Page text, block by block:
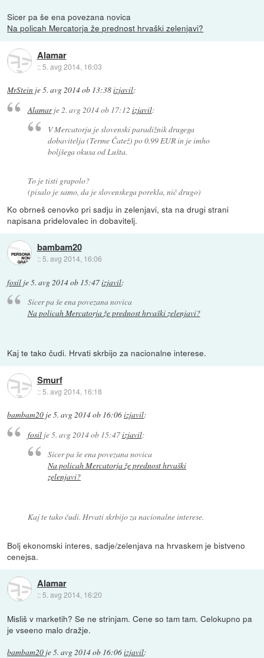
Sicer pa še ena povezana novica
Na policah Mercatorja že prednost hrvaški zelenjavi?
Alamar
::5. avg 2014, 16:03
MrStein je5. avg 2014 ob 13:38izjavil:
Alamarje2. avg 2014 ob 17:12 izjavil:
V Mercatorju je slovenski paradižnik drugega
dobavitelja (Terme Čatež) po 0.99 EUR in je imho
boljšega okusa od Lušta.
To je tisti grapolo?
(pisalo je samo, da je slovenskega porekla, nič drugo)
Ko obrneš cenovko pri sadju in zelenjavi, sta na drugi strani
napisana pridelovalec in dobavitelj.
bambam20
:: 5. avg 2014, 16:06
fosil je5. avg 2014 ob 15:47izjavil:
Sicer pa še ena povezana novica
Na policah Mercatorja že prednost hrvaški zelenjavi?
Kaj te tako čudi. Hrvati skrbijo za nacionalne interese.
Smurf
::5. avg 2014, 16:18
bambam20 je5. avg 2014 ob 16:06izjavil:
fosilje5. avg 2014 ob 15:47izjavil:
Sicer pa še ena povezana novica
Na policah Mercatorja že prednost hrvaški
zelenjavi?
Kaj te tako čudi. Hrvati skrbijo za nacionalne interese.
Bolj ekonomski interes, sadje/zelenjava na hrvaskem je bistveno
cenejsa.
Alamar
:: 5. avg 2014, 16:20
Misliš v marketih? Se ne strinjam. Cene so tam tam. Celokupno pa
je vseeno malo dražje.
bambam20 je5. avg 2014 ob 16:06izjavil: